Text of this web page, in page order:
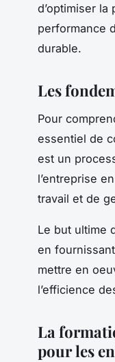
d’optimiser la
performance
durable.
Les
Pour
essentiel de
est un
l’entreprise
travail et de
Le but ultime
en
mettre en
l’efficience
La
pour les